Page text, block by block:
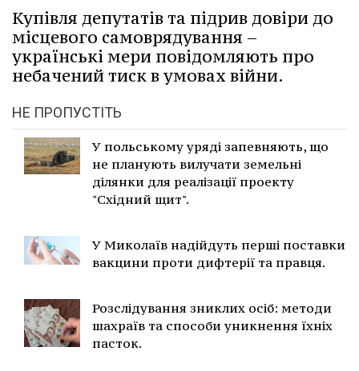
Купівля депутатів та підрив довіри до
місцевого самоврядування –
українські мери повідомляють про
небачений тиск в умовах війни.
НЕ ПРОПУСТІТЬ
У польському уряді запевняють, що
не планують вилучати земельні
ділянки для реалізації проекту
"Східний щит".
У Миколаїв надійдуть перші поставки
вакцини проти дифтерії та правця.
Розслідування зниклих осіб: методи
шахраїв та способи уникнення їхніх
пасток.